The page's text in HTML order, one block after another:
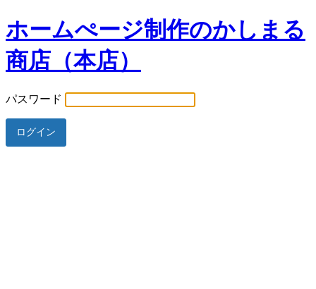
ホームぺージ制作のかしまる
商店（本店）
パスワード